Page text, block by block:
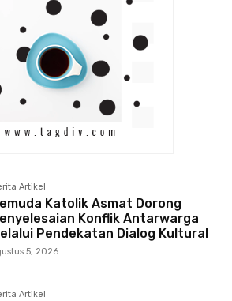
Artikel
Katolik Asmat Dorong
Konflik Antarwarga
Pendekatan Dialog Kultural
5, 2026
Artikel